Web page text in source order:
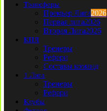
Трансферы
Премьер Лига2026
Первая лига2026
Вторая Лига2026
КПЛ
Тренеры
Рефери
Составы команд
1 Лига
Тренеры
Рефери
Клубы